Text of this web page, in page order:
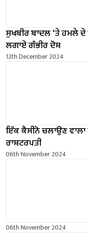
ਸੁਖਬੀਰ ਬਾਦਲ ‘ਤੇ ਹਮਲੇ ਦੇ
ਲਗਾਏ ਗੰਭੀਰ ਦੋਸ਼
12th December 2024
ਇੱਕ ਕੈਸੀਨੋ ਚਲਾਉਣ
ਰਾਸ਼ਟਰਪਤੀ
06th November 2024
06th November 2024